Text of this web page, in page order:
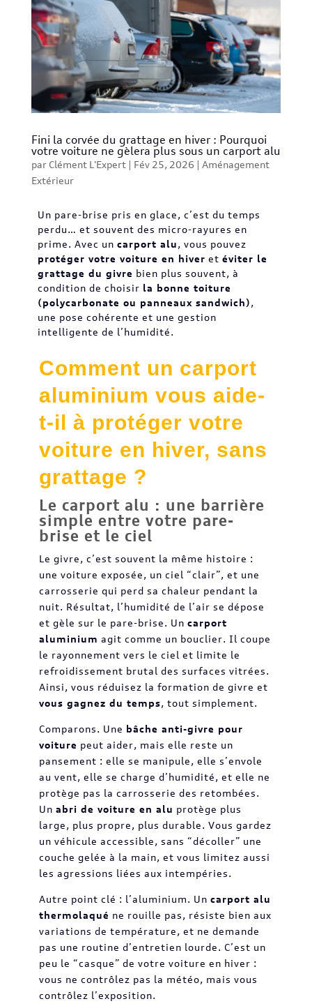
Fini la corvée du grattage en hiver : Pourquoi
votre voiture ne gèlera plus sous un carport alu
par Clément L'Expert| Fév 25, 2026 | Aménagement
Extérieur
Un pare-brise pris en glace, c’est du temps
perdu… et souvent des micro-rayures en
prime. Avec un carport alu, vous pouvez
protéger votre voiture en hiver et éviter le
grattage du givre bien plus souvent, à
condition de choisir la bonne toiture
(polycarbonate ou panneaux sandwich),
une pose cohérente et une gestion
intelligente de l’humidité.
Comment un carport
aluminium vous aide-
t-il à protéger votre
voiture en hiver, sans
grattage ?
Le carport alu : une barrière
simple entre votre pare-
brise et le ciel
Le givre, c’est souvent la même histoire :
une voiture exposée, un ciel “clair”, et une
carrosserie qui perd sa chaleur pendant la
nuit. Résultat, l’humidité de l’air se dépose
et gèle sur le pare-brise. Un carport
aluminium agit comme un bouclier. Il coupe
le rayonnement vers le ciel et limite le
refroidissement brutal des surfaces vitrées.
Ainsi, vous réduisez la formation de givre et
vous gagnez du temps, tout simplement.
Comparons. Une bâche anti-givre pour
voiture peut aider, mais elle reste un
pansement : elle se manipule, elle s’envole
au vent, elle se charge d’humidité, et elle ne
protège pas la carrosserie des retombées.
Un abri de voiture en alu protège plus
large, plus propre, plus durable. Vous gardez
un véhicule accessible, sans “décoller” une
couche gelée à la main, et vous limitez aussi
les agressions liées aux intempéries.
Autre point clé : l’aluminium. Un carport alu
thermolaqué ne rouille pas, résiste bien aux
variations de température, et ne demande
pas une routine d’entretien lourde. C’est un
peu le “casque” de votre voiture en hiver :
vous ne contrôlez pas la météo, mais vous
contrôlez l’exposition.